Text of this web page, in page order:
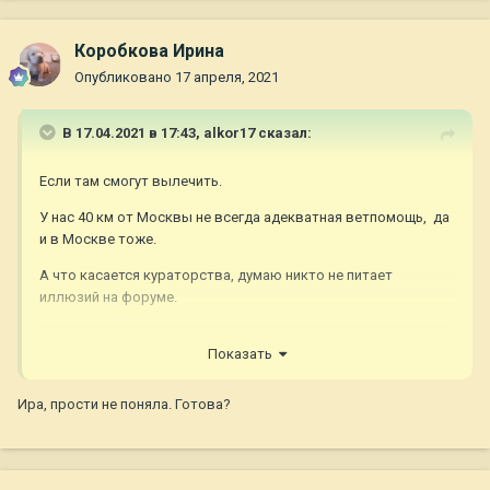
Коробкова Ирина
Опубликовано 17 апреля, 2021
В 17.04.2021 в 17:43, alkor17сказал:
Если там смогут вылечить.
У нас 40 км от Москвы не всегда адекватная ветпомощь, да
и в Москве тоже.
А что касается кураторства, думаю никто не питает
иллюзий на форуме.
Показать
Ира, прости не поняла. Готова?